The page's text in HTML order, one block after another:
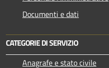
Documenti e dati
CATEGORIE DI SERVIZIO
Anagrafe e stato civile